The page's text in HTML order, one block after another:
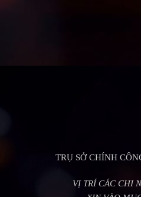
TRỤ SỞ CHÍNH
VỊ TRÍ CÁC CHI